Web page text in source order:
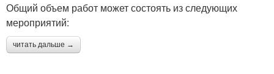
Общий объем работ может состоять из следующих
мероприятий:
читать дальше →